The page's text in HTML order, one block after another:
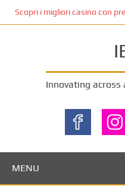
Scopri i migliori casino con
Innovating
MENU